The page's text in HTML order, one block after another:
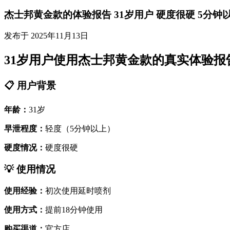
杰士邦黄金款的体验报告 31岁用户 硬度很硬 5分钟
发布于 2025年11月13日
31岁用户使用杰士邦黄金款的真实体验报
📋 用户背景
年龄： 31岁
早泄程度： 轻度（5分钟以上）
硬度情况： 硬度很硬
💡 使用情况
使用经验： 初次使用延时喷剂
使用方式： 提前18分钟使用